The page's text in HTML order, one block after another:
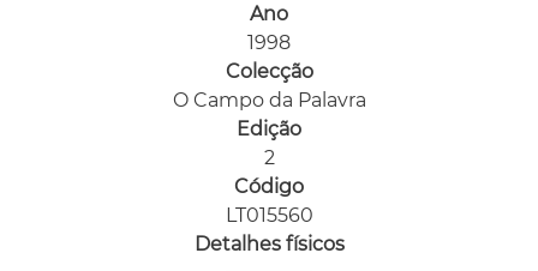
Ano
1998
Colecção
O Campo da Palavra
Edição
2
Código
LT015560
Detalhes físicos